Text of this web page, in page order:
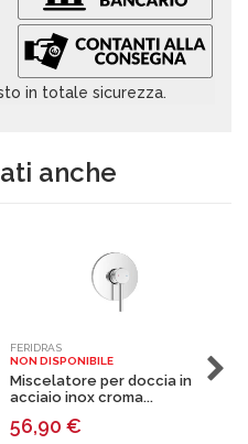
in totale sicurezza.
anche
FERIDRAS
NON DISPONIBILE
Miscelatore per doccia in
acciaio inox croma...
56,90 €